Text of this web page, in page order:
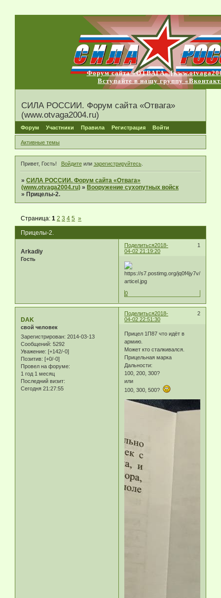
Форум сайта «ОТВАГА»
Вступайте в нашу группу
СИЛА РОССИИ. Форум сайта «Отвага»
(www.otvaga2004.ru)
Форум Участники Правила Регистрация Войти
Активные темы
Привет, Гость! Войдитеили зарегистрируйтесь.
»СИЛА РОССИИ. Форум сайта «Отвага»
(www.otvaga2004.ru) » Вооружение сухопутных войск
» Прицелы-2.
Прицелы-2.
Страница:1 2 3 4 5 »
Поделиться 1
2018-
04-02 21:19:20
Arkadiy
Гость
0
Поделиться 2
2018-
04-02 22:51:30
DAK
свой человек
Зарегистрирован: 2014-03-13
Сообщений: 5292
Уважение: [+142/-0]
Позитив: [+0/-0]
Провел на форуме:
1 год 1 месяц
Последний визит:
Сегодня 21:27:55
Прицел 1П87 что идёт в
армию.
Может кто сталкивался.
Прицельная марка
Дальности:
100, 200, 300?
или
100, 300, 500?